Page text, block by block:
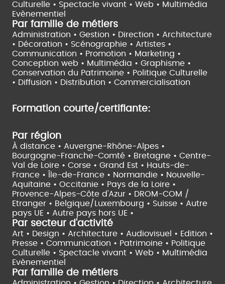
Culturelle • Spectacle vivant • Web • Multimédia
Evènementiel
Par famille de métiers
Administration • Gestion • Direction • Architecture
• Décoration • Scénographie • Artistes •
Communication • Promotion • Marketing •
Conception web • Multimédia • Graphisme •
Conservation du Patrimoine • Politique Culturelle
• Diffusion • Distribution • Commercialisation
Formation courte/certifiante:
Par région
À distance • Auvergne-Rhône-Alpes •
Bourgogne-Franche-Comté • Bretagne • Centre-
Val de Loire • Corse • Grand Est • Hauts-de-
France •
Île-de-France • Normandie • Nouvelle-
Aquitaine • Occitanie • Pays de la Loire •
Provence-Alpes-Côte d'Azur • DROM-COM /
Etranger • Belgique/Luxembourg • Suisse • Autre
pays UE • Autre pays hors UE •
Par secteur d'activité
Art • Design • Architecture • Audiovisuel • Edition •
Presse • Communication • Patrimoine • Politique
Culturelle • Spectacle vivant • Web • Multimédia
Evènementiel
Par famille de métiers